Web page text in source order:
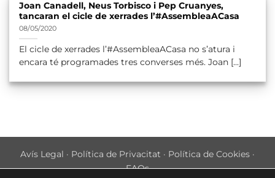
Joan Canadell, Neus Torbisco i Pep Cruanyes,
tancaran el cicle de xerrades l’#AssembleaACasa
08/05/2020
El cicle de xerrades l’#AssembleaACasa no s’atura i
encara té programades tres converses més. Joan [...]
Avís Legal · Política de Privacitat · Política de Cookies ·
FAQs